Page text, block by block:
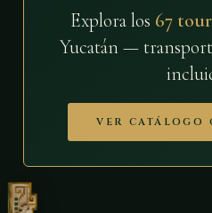
Explora los 67
Yucatán —
VER CATÁLOGO